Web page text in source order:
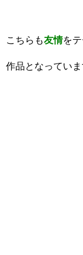
こちらも友情を
作品となっていま